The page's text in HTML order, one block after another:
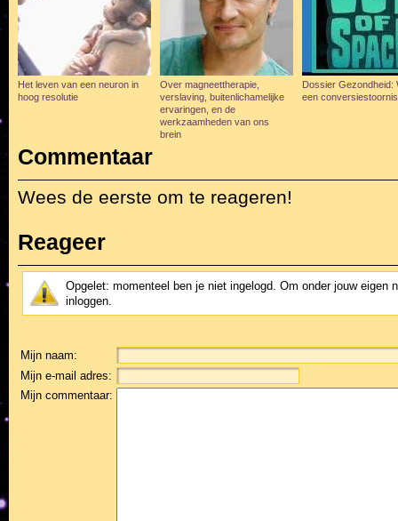
Het leven van een neuron in
hoog resolutie
Over magneettherapie,
verslaving, buitenlichamelijke
ervaringen, en de
werkzaamheden van ons
brein
Dossier Gezondheid:
een
Commentaar
Wees de eerste om te reageren!
Reageer
Opgelet: momenteel ben je niet ingelogd. Om onder jouw eigen
inloggen.
Mijn naam:
Mijn e-mail adres:
Mijn commentaar: